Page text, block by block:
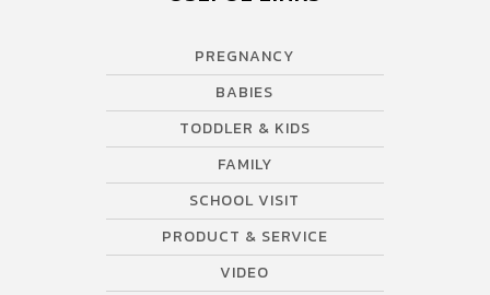
PREGNANCY
BABIES
TODDLER & KIDS
FAMILY
SCHOOL VISIT
PRODUCT & SERVICE
VIDEO